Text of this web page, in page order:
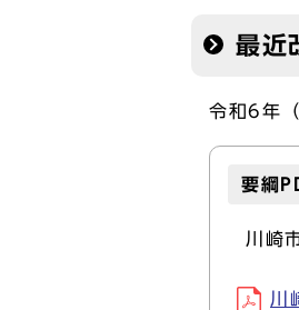
最近
令和6年
要綱
川崎
川